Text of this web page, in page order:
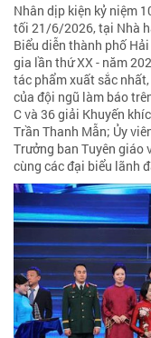
Nhân dịp kiện kỷ niệm
tối 21/6/2026, tại Nhà
Biểu diễn thành phố
gia lần thứ XX - năm
tác phẩm xuất sắc
của đội ngũ làm báo
C và 36 giải Khuyến
Trần Thanh Mẫn; Ủy
Trưởng ban Tuyên giáo
cùng các đại biểu lãnh